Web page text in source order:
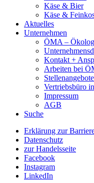
Käse & Bier
Käse &
Aktuelles
Unternehmen
ÖMA –
Kontakt +
Arbeiten bei
Vertriebsbüro
Impressum
AGB
Suche
Erklärung zur
Datenschutz
zur Handelsseite
Facebook
Instagram
LinkedIn